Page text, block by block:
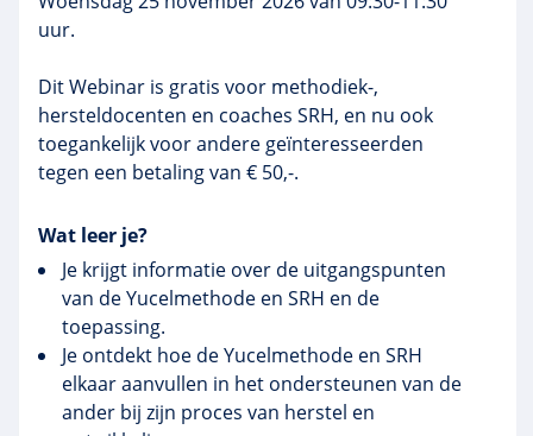
uur.
Dit Webinar is gratis voor methodiek-,
hersteldocenten en coaches SRH, en nu ook
toegankelijk voor andere geïnteresseerden
tegen een betaling van € 50,-.
Wat leer je?
Je krijgt informatie over de uitgangspunten
van de Yucelmethode en SRH en de
toepassing.
Je ontdekt hoe de Yucelmethode en SRH
elkaar aanvullen in het ondersteunen van de
ander bij zijn proces van herstel en